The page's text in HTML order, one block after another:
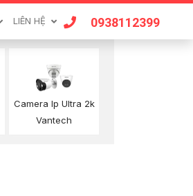
LIÊN HỆ 0938112399
Camera Ip Ultra 2k
Vantech